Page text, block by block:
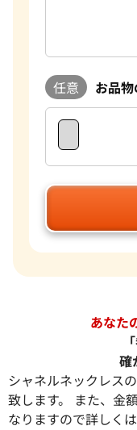
任意 お品
あなた
確
シャネルネックレス
致します。 また、金
なりますので詳しく